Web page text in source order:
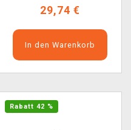
29,74 €
In den Warenkorb
Rabatt 42 %